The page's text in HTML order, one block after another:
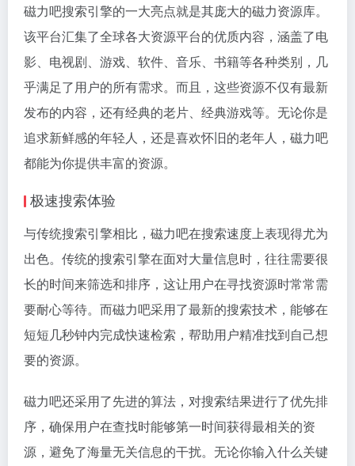
磁力吧搜索引擎的一大亮点就是其庞大的磁力资源库。
该平台汇集了全球各大资源平台的优质内容，涵盖了电
影、电视剧、游戏、软件、音乐、书籍等各种类别，几
乎满足了用户的所有需求。而且，这些资源不仅有最新
发布的内容，还有经典的老片、经典游戏等。无论你是
追求新鲜感的年轻人，还是喜欢怀旧的老年人，磁力吧
都能为你提供丰富的资源。
极速搜索体验
与传统搜索引擎相比，磁力吧在搜索速度上表现得尤为
出色。传统的搜索引擎在面对大量信息时，往往需要很
长的时间来筛选和排序，这让用户在寻找资源时常常需
要耐心等待。而磁力吧采用了最新的搜索技术，能够在
短短几秒钟内完成快速检索，帮助用户精准找到自己想
要的资源。
磁力吧还采用了先进的算法，对搜索结果进行了优先排
序，确保用户在查找时能够第一时间获得最相关的资
源，避免了海量无关信息的干扰。无论你输入什么关键